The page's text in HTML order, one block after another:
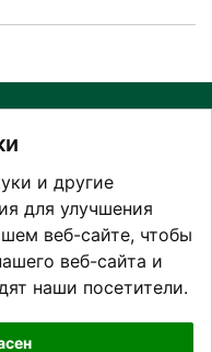
и другие
для улучшения
веб-сайте, чтобы
веб-сайта и
наши посетители.